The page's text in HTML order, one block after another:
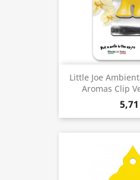
Little Joe
Aromas Clip